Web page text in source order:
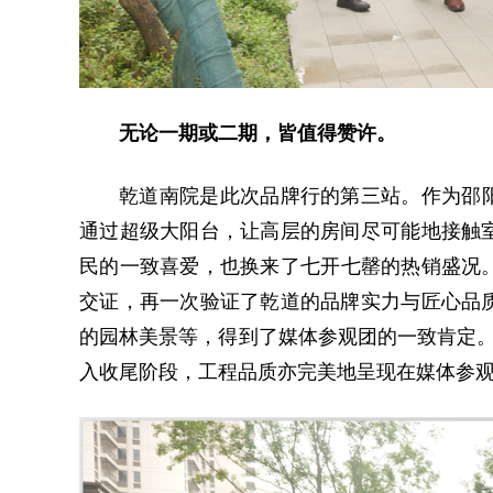
无论一期或二期，皆值得赞许。
乾道南院是此次品牌行的第三站。作为邵
通过超级大阳台，让高层的房间尽可能地接
民的一致喜爱，也换来了七开七罄的热销盛
交证，再一次验证了乾道的品牌实力与匠心
的园林美景等，得到了媒体参观团的一致肯定
入收尾阶段，工程品质亦完美地呈现在媒体参